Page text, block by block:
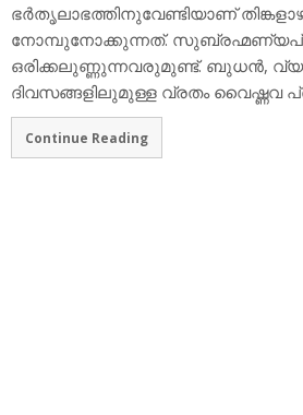
ഭര്‍തൃലാഭത്തിനുവേണ്ടിയാണ്
നോമ്പുനോക്കുന്നത്.
ഒരിക്കലുണ്ണുന്നവരുമുണ്ട്. ബുധന്‍,
ദിവസങ്ങളിലുമുള്ള വ്രതം വൈഷ്ണവ
Continue Reading